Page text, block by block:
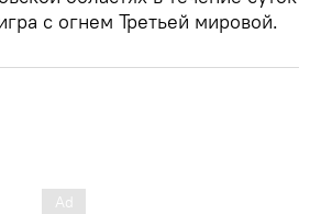
с огнем Третьей мировой.